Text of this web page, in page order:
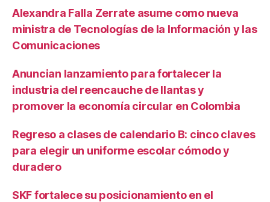
Alexandra Falla Zerrate asume como nueva
ministra de Tecnologías de la Información y las
Comunicaciones
Anuncian lanzamiento para fortalecer la
industria del reencauche de llantas y
promover la economía circular en Colombia
Regreso a clases de calendario B: cinco claves
para elegir un uniforme escolar cómodo y
duradero
SKF fortalece su posicionamiento en el